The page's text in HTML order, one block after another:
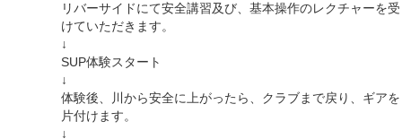
リバーサイドにて安全講習及び、基本操作のレクチャーを受
けていただきます。
↓
SUP体験スタート
↓
体験後、川から安全に上がったら、クラブまで戻り、ギアを
片付けます。
↓